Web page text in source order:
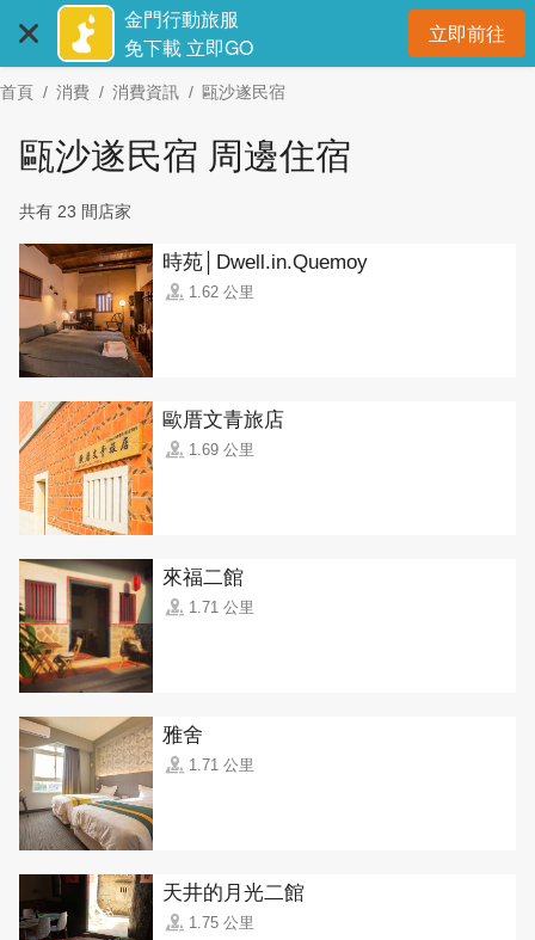
主
要
金門行動旅服
免下載 立即GO
立即前往開
首頁 消費 消費資訊 甌沙遂民宿
甌沙遂民宿 周邊住宿
共有 23 間店家
時苑│Dwell.in.Quemoy
1.62 公里
歐厝文青旅店
1.69 公里
來福二館
1.71 公里
雅舍
1.71 公里
天井的月光二館
1.75 公里